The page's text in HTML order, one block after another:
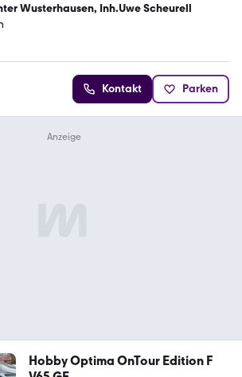
Wusterhausen, Inh.Uwe Scheurell
Kontakt Parken
Hobby Optima OnTour Edition F